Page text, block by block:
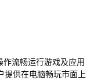
流畅运行游戏及应用
提供在电脑畅玩市面上